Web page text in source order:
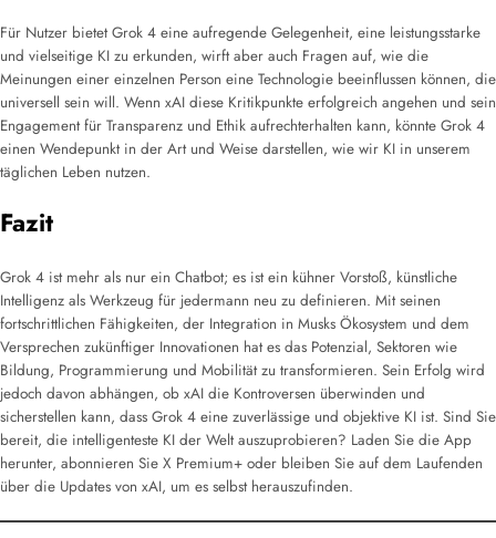
Für Nutzer bietet Grok 4 eine aufregende Gelegenheit, eine leistungsstarke
und vielseitige KI zu erkunden, wirft aber auch Fragen auf, wie die
Meinungen einer einzelnen Person eine Technologie beeinflussen können, die
universell sein will. Wenn xAI diese Kritikpunkte erfolgreich angehen und sein
Engagement für Transparenz und Ethik aufrechterhalten kann, könnte Grok 4
einen Wendepunkt in der Art und Weise darstellen, wie wir KI in unserem
täglichen Leben nutzen.
Fazit
Grok 4 ist mehr als nur ein Chatbot; es ist ein kühner Vorstoß, künstliche
Intelligenz als Werkzeug für jedermann neu zu definieren. Mit seinen
fortschrittlichen Fähigkeiten, der Integration in Musks Ökosystem und dem
Versprechen zukünftiger Innovationen hat es das Potenzial, Sektoren wie
Bildung, Programmierung und Mobilität zu transformieren. Sein Erfolg wird
jedoch davon abhängen, ob xAI die Kontroversen überwinden und
sicherstellen kann, dass Grok 4 eine zuverlässige und objektive KI ist. Sind Sie
bereit, die intelligenteste KI der Welt auszuprobieren? Laden Sie die App
herunter, abonnieren Sie X Premium+ oder bleiben Sie auf dem Laufenden
über die Updates von xAI, um es selbst herauszufinden.